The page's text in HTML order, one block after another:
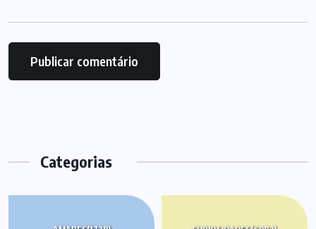
Categorias